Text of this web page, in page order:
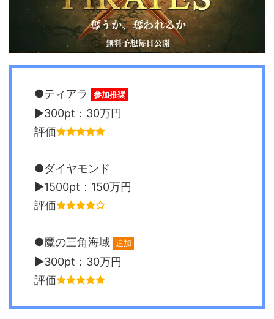
●ティアラ 参加推奨
▶︎300pt：30万円
評価
●ダイヤモンド
▶︎1500pt：150万円
評価
●魔の三角海域 追加
▶︎300pt：30万円
評価